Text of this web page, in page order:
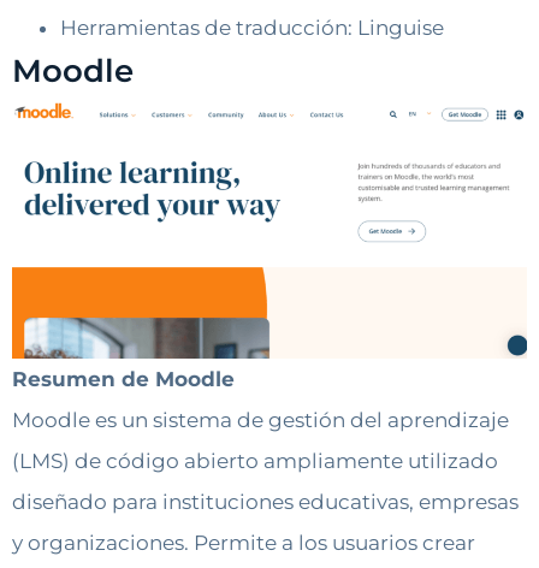
Herramientas de traducción: Linguise
Moodle
Resumen de Moodle
Moodle es un sistema de gestión del aprendizaje
(LMS) de código abierto ampliamente utilizado
diseñado para instituciones educativas, empresas
y organizaciones. Permite a los usuarios crear